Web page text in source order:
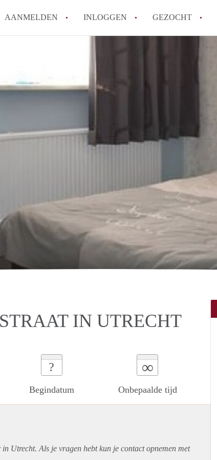
AANMELDEN INLOGGEN GEZOCHT
IN UTRECHT
?
Begindatum
∞
Onbepaalde tijd
Utrecht. Als je vragen hebt kun je contact opnemen met